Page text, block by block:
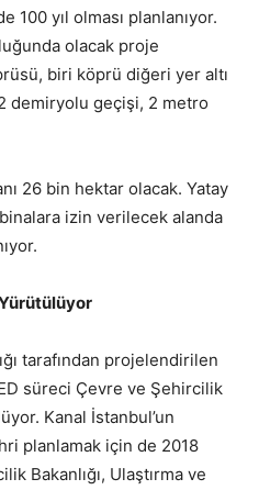
100 yıl olması planlanıyor.
olacak proje
biri köprü diğeri yer altı
demiryolu geçişi, 2 metro
26 bin hektar olacak. Yatay
izin verilecek alanda
tarafından projelendirilen
süreci Çevre ve Şehircilik
Kanal İstanbul’un
planlamak için de 2018
Bakanlığı, Ulaştırma ve